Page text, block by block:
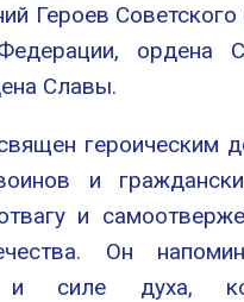
Героев
ордена
Славы.
героическим
и
и
Он
и силе духа,